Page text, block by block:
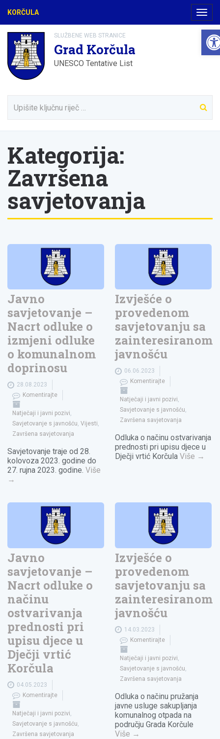
KORČULA
SLUŽBENE WEB STRANICE
Grad Korčula
UNESCO Tentative List
Kategorija:
Završena
savjetovanja
Javno
savjetovanje –
Nacrt odluke o
izmjeni odluke
o komunalnom
doprinosu
28.08.2023
Komentirajte
Natječaji i javni pozivi,
Savjetovanje s javnošću, Vijesti,
Završena savjetovanja
Savjetovanje traje od 28.
kolovoza 2023. godine do
27. rujna 2023. godine. Više
→
Izvješće o
provedenom
savjetovanju sa
zainteresiranom
javnošću
06.06.2023
Komentirajte
Natječaji i javni pozivi,
Savjetovanje s javnošću,
Završena savjetovanja
Odluka o načinu ostvarivanja
prednosti pri upisu djece u
Dječji vrtić KorčulaViše →
Javno
savjetovanje –
Nacrt odluke o
načinu
ostvarivanja
prednosti pri
upisu djece u
Dječji vrtić
Korčula
04.05.2023
Komentirajte
Natječaji i javni pozivi
Savjetovanje s javnošću
Završena savjetovanja
Izvješće o
provedenom
savjetovanju sa
zainteresiranom
javnošću
14.03.2023
Komentirajte
Natječaji i javni pozivi
Savjetovanje s javnošću
Završena savjetovanja
Odluka o načinu pružanja
javne usluge sakupljanja
komunalnog otpada na
području Grada Korčule
Više →